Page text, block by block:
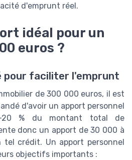
d'emprunt réel.
idéal pour un
euros ?
pour faciliter l'emprunt
de 300 000 euros, il est
d'avoir un apport personnel
20 % du montant total de
donc un apport de 30 000 à
crédit. Un apport personnel
objectifs importants :